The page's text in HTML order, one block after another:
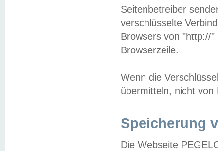
Seitenbetreiber
verschlüsselte
Browsers von "http://
Browserzeile.
Wenn die
übermitteln, nicht von
Speicherung
Die Webseite